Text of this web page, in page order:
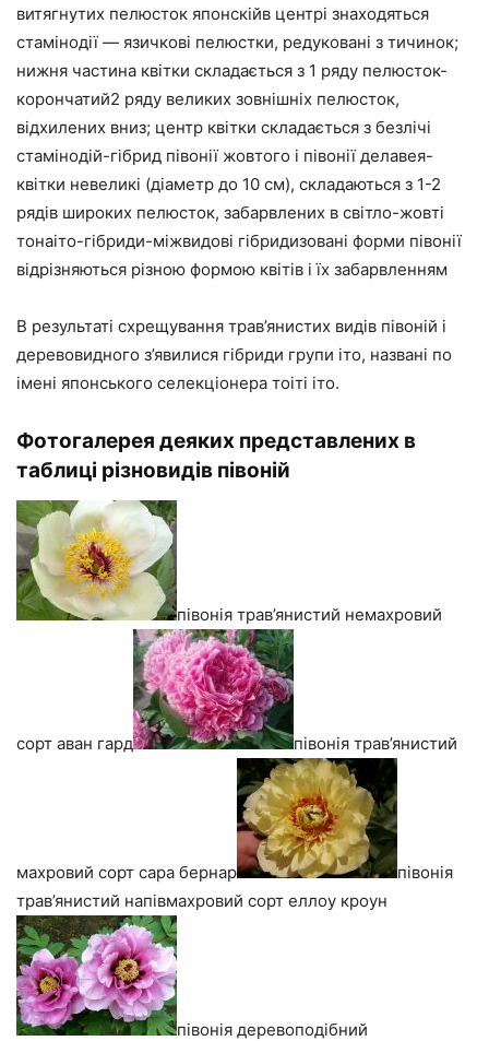
витягнутих пелюсток японскійв центрі знаходяться
стамінодії — язичкові пелюстки, редуковані з тичинок;
нижня частина квітки складається з 1 ряду пелюсток-
корончатий2 ряду великих зовнішніх пелюсток,
відхилених вниз; центр квітки складається з безлічі
стамінодій-гібрид півонії жовтого і півонії делавея-
квітки невеликі (діаметр до 10 см), складаються з 1-2
рядів широких пелюсток, забарвлених в світло-жовті
тонаіто-гібриди-міжвидові гібридизовані форми півонії
відрізняються різною формою квітів і їх забарвленням
В результаті схрещування трав’янистих видів півоній і
деревовидного з’явилися гібриди групи іто, названі по
імені японського селекціонера тоіті іто.
Фотогалерея деяких представлених в
таблиці різновидів півоній
півонія трав’янистий немахровий
сорт аван гард півонія трав’янистий
махровий сорт сара бернар
півонія
трав’янистий напівмахровий сорт еллоу кроун
півонія деревоподібний